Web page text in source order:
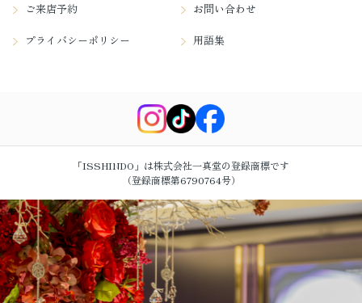
ご来店予約 お問い合わせ
プライバシーポリシー 用語集
「ISSHINDO」は株式会社一真堂の登録商標です
（登録商標第6790764号）